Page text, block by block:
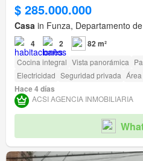
$ 285.000.000
Casa in Funza, Departamento
4 2 82 m²
Cocina integral Vista panorámica
Electricidad Seguridad privada
Hace 4 días
ACSI AGENCIA INMOBILIARIA